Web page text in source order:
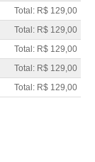
Total: R$ 129,00
Total: R$ 129,00
Total: R$ 129,00
Total: R$ 129,00
Total: R$ 129,00